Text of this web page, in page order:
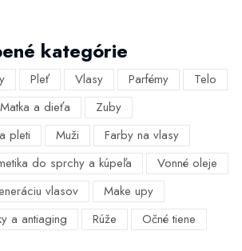
kategórie
Pleť Vlasy Parfémy
Telo
Matka a dieťa
Zuby
pleti
Muži
Farby na vlasy
do sprchy a kúpeľa
Vonné oleje
vlasov
Make upy
a antiaging
Rúže Očné tiene